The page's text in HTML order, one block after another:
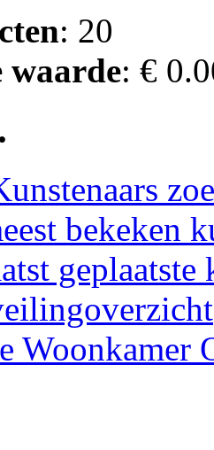
: 20
waarde: €
bekeken
geplaatste
Woonkamer